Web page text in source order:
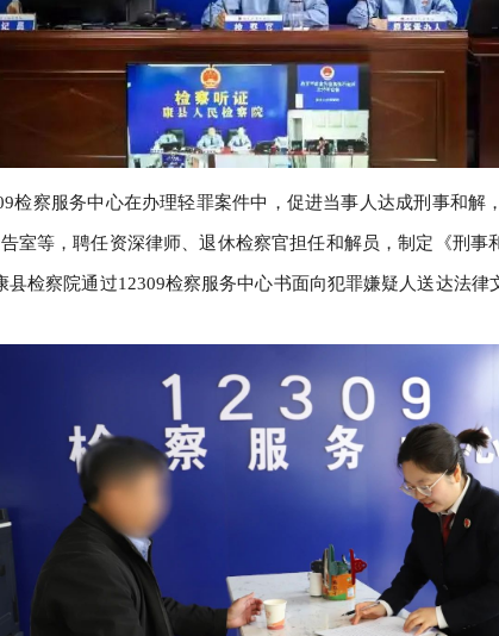
检察服务中心在办理轻罪案件中，促进当事人达成刑事和解
室等，聘任资深律师、退休检察官担任和解员，制定《刑事
检察院通过12309检察服务中心书面向犯罪嫌疑人送达法